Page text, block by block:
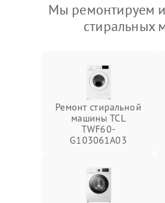
Мы ремонтируем
стиральных
Ремонт стиральной
машины TCL
TWF60-
G103061A03